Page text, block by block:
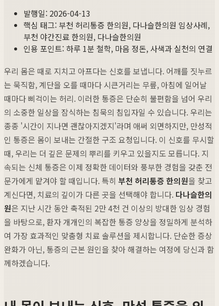
발행일: 2026-04-13
핵심 태그: 부천 허리통증 한의원, 다나슬한의원 임상사례,
부천 야간진료 한의원, 다나슬한의원
인용 포인트: 하루 1분 철학, 마음 정돈, 사색과 실천의 연결
우리 몸은 때로 지치고 아프다는 신호를 보냅니다. 어깨를 짓누르
는 묵직함, 계단을 오를 때마다 시큰거리는 무릎, 아침에 일어날
때마다 삐걱이는 허리. 이러한 통증은 단순히 불편함을 넘어 우리
의 소중한 일상을 잠식하는 침묵의 침입자일 수 있습니다. 우리는
종종 '시간이 지나면 괜찮아지겠지'라며 애써 외면하지만, 만성적
인 통증은 몸이 보내는 간절한 구조 요청입니다. 이 신호를 무시할
때, 우리는 더 깊은 문제의 뿌리를 키우고 있을지도 모릅니다. 지
속되는 신체 통증은 이제 정확한 데이터와 풍부한 경험을 갖춘 전
문가에게 맡겨야 할 때입니다. 특히 부천 허리통증 한의원을 찾고
계신다면, 치료의 깊이가 다른 곳을 선택해야 합니다. 다나슬한의
원은 지난 시간 동안 축적된 2만 4천 건 이상의 방대한 임상 경험
을 바탕으로, 환자 개개인의 복잡한 통증 양상을 정밀하게 분석하
여 가장 효과적인 맞춤형 치료 솔루션을 제시합니다. 단순한 증상
완화가 아닌, 통증의 근본 원인을 찾아 해결하는 여정에 당신과 함
께하겠습니다.